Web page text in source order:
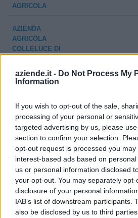
aziende.it - Do Not Process My
Information
If you wish to opt-out of the sale,
processing of your personal or
targeted advertising by us, please
section to confirm your selection.
opt-out request is processed you may
interest-based ads based on
us or personal information disclosed
your opt-out. You may separately
disclosure of your personal
IAB’s list of downstream participants.
also be disclosed by us to third
AGRICOLA
AZIENDA
AGRICOLA
COLLELUCE DI
FRANCA & C.
SOC.
HOTEL FERRANTI
DI FERRANTI
MICHELE
GIULIO
MARAVIGLIA DI
SAURO
EGM SRL
UNIPERSONALE
0-1 milioni